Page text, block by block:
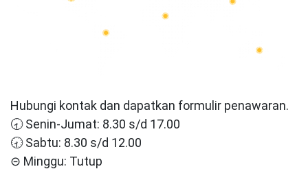
Hubungi kontak dan dapatkan formulir penawaran.
🕣 Senin-Jumat: 8.30 s/d 17.00
🕣 Sabtu: 8.30 s/d 12.00
⊝ Minggu: Tutup